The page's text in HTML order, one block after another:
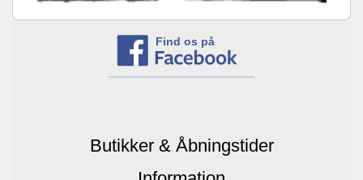
Find os på
Butikker & Åbningstider